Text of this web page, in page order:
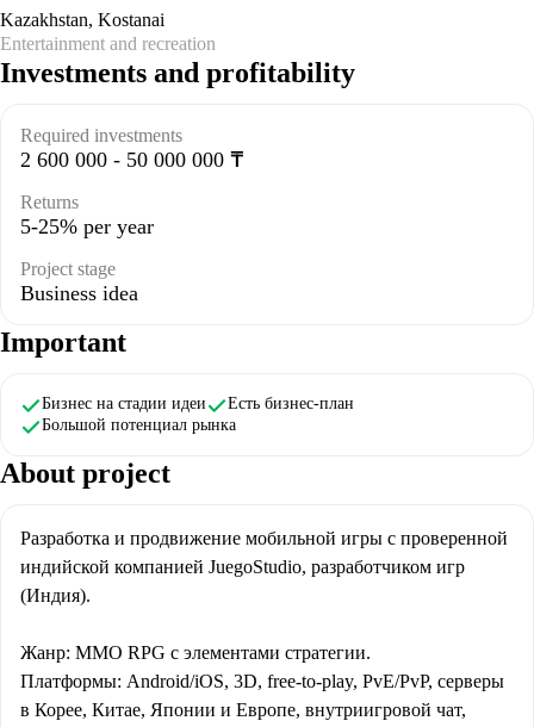
Kazakhstan, Kostanai
Entertainment and recreation
Investments and profitability
Required investments
2 600 000 - 50 000 000 ₸
Returns
5-25% per year
Project stage
Business idea
Important
Бизнес на стадии идеи
Есть бизнес-план
Большой потенциал рынка
About project
Разработка и продвижение мобильной игры с проверенной
индийской компанией JuegoStudio, разработчиком игр
(Индия).
Жанр: MMO RPG с элементами стратегии.
Платформы: Android/iOS, 3D, free-to-play, PvE/PvP, серверы
в Корее, Китае, Японии и Европе, внутриигровой чат,